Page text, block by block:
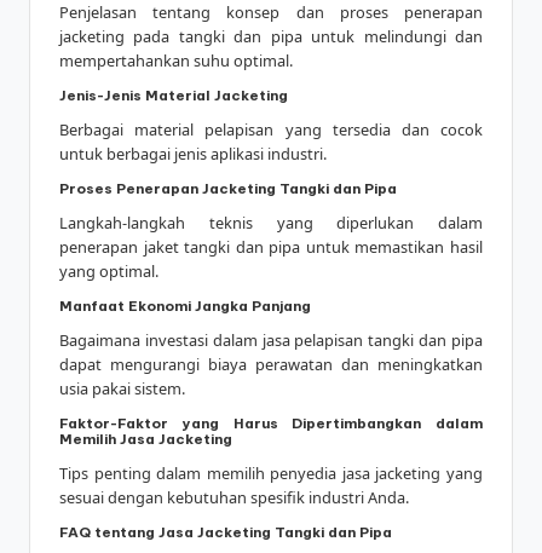
Penjelasan tentang konsep dan proses penerapan
jacketing pada tangki dan pipa untuk melindungi dan
mempertahankan suhu optimal.
Jenis-Jenis Material Jacketing
Berbagai material pelapisan yang tersedia dan cocok
untuk berbagai jenis aplikasi industri.
Proses Penerapan Jacketing Tangki dan Pipa
Langkah-langkah teknis yang diperlukan dalam
penerapan jaket tangki dan pipa untuk memastikan hasil
yang optimal.
Manfaat Ekonomi Jangka Panjang
Bagaimana investasi dalam jasa pelapisan tangki dan pipa
dapat mengurangi biaya perawatan dan meningkatkan
usia pakai sistem.
Faktor-Faktor yang Harus Dipertimbangkan dalam
Memilih Jasa Jacketing
Tips penting dalam memilih penyedia jasa jacketing yang
sesuai dengan kebutuhan spesifik industri Anda.
FAQ tentang Jasa Jacketing Tangki dan Pipa